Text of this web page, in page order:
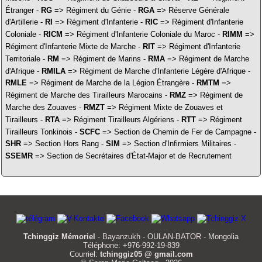
Étranger - RG=> Régiment du Génie - RGA=> Réserve Générale
d'Artillerie - RI => Régiment d'Infanterie - RIC=> Régiment d'Infanterie
Coloniale - RICM => Régiment d'Infanterie Coloniale du Maroc - RIMM =>
Régiment d'Infanterie Mixte de Marche - RIT=> Régiment d'Infanterie
Territoriale - RM => Régiment de Marins - RMA=> Régiment de Marche
d'Afrique - RMILA=> Régiment de Marche d'Infanterie Légère d'Afrique -
RMLE=> Régiment de Marche de la Légion Étrangère - RMTM =>
Régiment de Marche des Tirailleurs Marocains - RMZ=> Régiment de
Marche des Zouaves - RMZT=> Régiment Mixte de Zouaves et
Tirailleurs - RTA=> Régiment Tirailleurs Algériens - RTT=> Régiment
Tirailleurs Tonkinois - SCFC=> Section de Chemin de Fer de Campagne -
SHR=> Section Hors Rang - SIM => Section d'Infirmiers Militaires -
SSEMR=> Section de Secrétaires d'État-Major et de Recrutement
Tchinggiz Mémoriel - Bayanzukh - OULAN-BATOR - Mongolia
Téléphone: +976-992-19-839
Courriel: tchinggiz05 @ gmail.com